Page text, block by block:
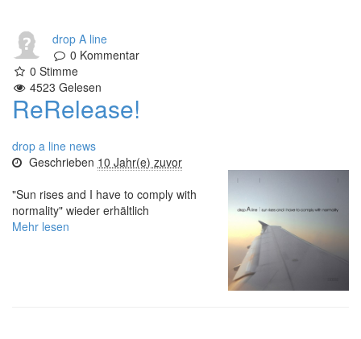
drop A line
0 Kommentar
0 Stimme
4523 Gelesen
ReRelease!
drop a line news
Geschrieben 10 Jahr(e) zuvor
"Sun rises and I have to comply with
normality" wieder erhältlich
Mehr lesen